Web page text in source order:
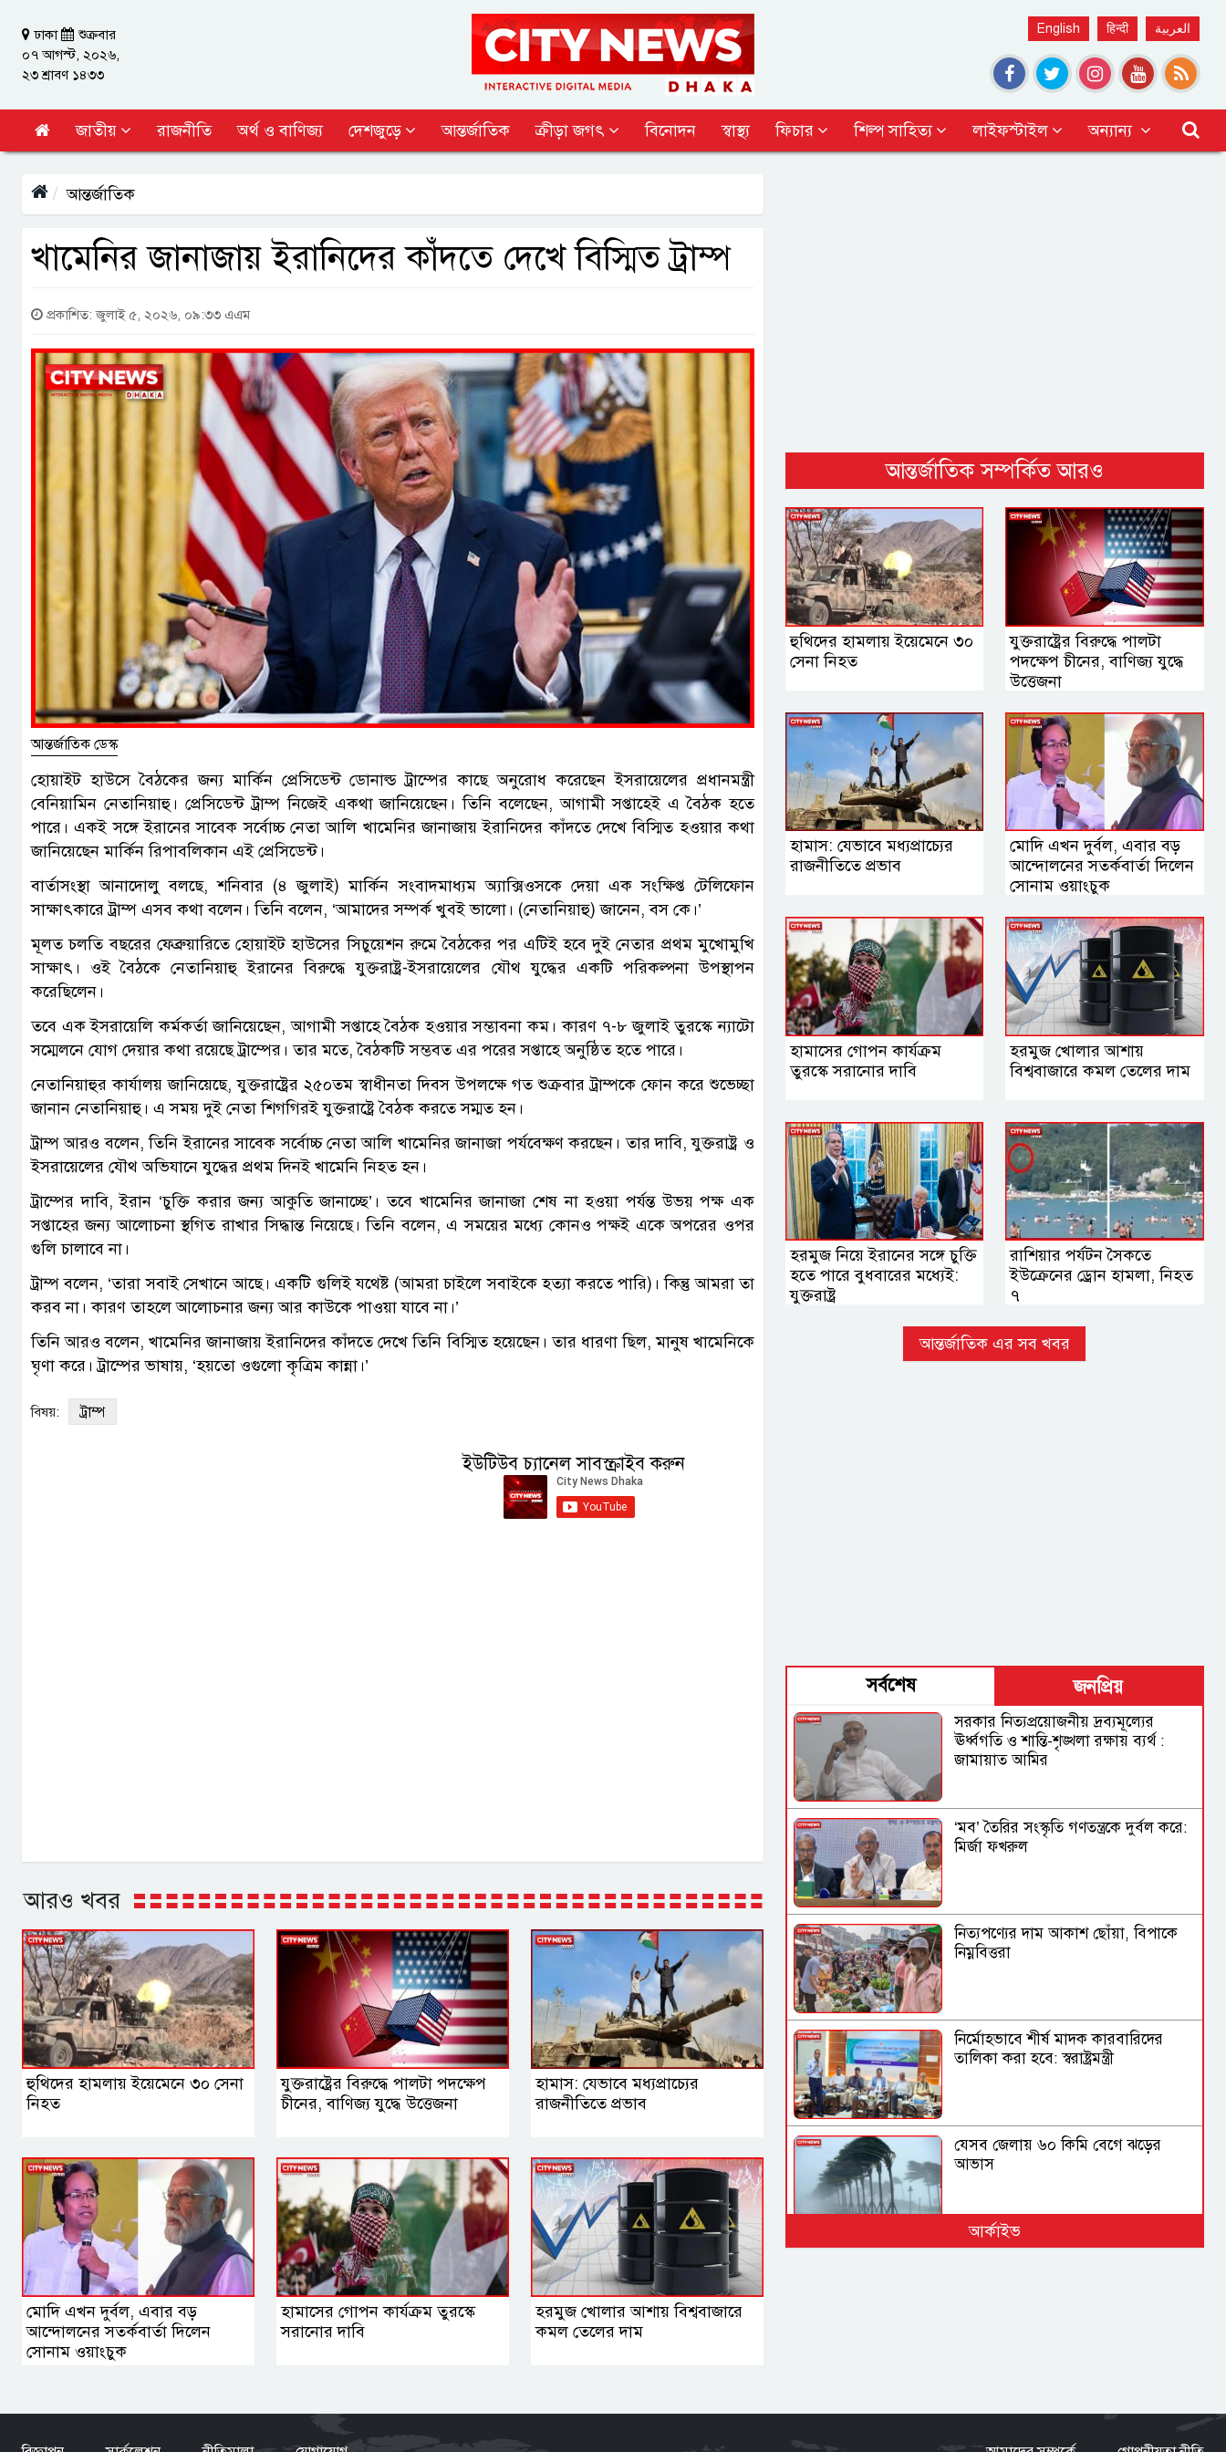
ঢাকা
শুক্রবার
০৭ আগস্ট, ২০২৬,
২৩ শ্রাবণ ১৪৩৩
English हिन्दी العربية
জাতীয় রাজনীতি অর্থ ও বাণিজ্য দেশজুড়ে আন্তর্জাতিক ক্রীড়া জগৎ বিনোদন স্বাস্থ্য ফিচার শিল্প সাহিত্য লাইফস্টাইল অন্যান্য
আন্তর্জাতিক
খামেনির জানাজায় ইরানিদের কাঁদতে দেখে বিস্মিত ট্রাম্প
প্রকাশিত: জুলাই ৫, ২০২৬, ০৯:৩৩ এএম
আন্তর্জাতিক ডেস্ক
হোয়াইট হাউসে বৈঠকের জন্য মার্কিন প্রেসিডেন্ট ডোনাল্ড ট্রাম্পের কাছে অনুরোধ করেছেন ইসরায়েলের প্রধানমন্ত্রী
বেনিয়ামিন নেতানিয়াহু। প্রেসিডেন্ট ট্রাম্প নিজেই একথা জানিয়েছেন। তিনি বলেছেন, আগামী সপ্তাহেই এ বৈঠক হতে
পারে। একই সঙ্গে ইরানের সাবেক সর্বোচ্চ নেতা আলি খামেনির জানাজায় ইরানিদের কাঁদতে দেখে বিস্মিত হওয়ার কথা
জানিয়েছেন মার্কিন রিপাবলিকান এই প্রেসিডেন্ট।
বার্তাসংস্থা আনাদোলু বলছে, শনিবার (৪ জুলাই) মার্কিন সংবাদমাধ্যম অ্যাক্সিওসকে দেয়া এক সংক্ষিপ্ত টেলিফোন
সাক্ষাৎকারে ট্রাম্প এসব কথা বলেন। তিনি বলেন, ‘আমাদের সম্পর্ক খুবই ভালো। (নেতানিয়াহু) জানেন, বস কে।’
মূলত চলতি বছরের ফেব্রুয়ারিতে হোয়াইট হাউসের সিচুয়েশন রুমে বৈঠকের পর এটিই হবে দুই নেতার প্রথম মুখোমুখি
সাক্ষাৎ। ওই বৈঠকে নেতানিয়াহু ইরানের বিরুদ্ধে যুক্তরাষ্ট্র-ইসরায়েলের যৌথ যুদ্ধের একটি পরিকল্পনা উপস্থাপন
করেছিলেন।
তবে এক ইসরায়েলি কর্মকর্তা জানিয়েছেন, আগামী সপ্তাহে বৈঠক হওয়ার সম্ভাবনা কম। কারণ ৭-৮ জুলাই তুরস্কে ন্যাটো
সম্মেলনে যোগ দেয়ার কথা রয়েছে ট্রাম্পের। তার মতে, বৈঠকটি সম্ভবত এর পরের সপ্তাহে অনুষ্ঠিত হতে পারে।
নেতানিয়াহুর কার্যালয় জানিয়েছে, যুক্তরাষ্ট্রের ২৫০তম স্বাধীনতা দিবস উপলক্ষে গত শুক্রবার ট্রাম্পকে ফোন করে শুভেচ্ছা
জানান নেতানিয়াহু। এ সময় দুই নেতা শিগগিরই যুক্তরাষ্ট্রে বৈঠক করতে সম্মত হন।
ট্রাম্প আরও বলেন, তিনি ইরানের সাবেক সর্বোচ্চ নেতা আলি খামেনির জানাজা পর্যবেক্ষণ করছেন। তার দাবি, যুক্তরাষ্ট্র ও
ইসরায়েলের যৌথ অভিযানে যুদ্ধের প্রথম দিনই খামেনি নিহত হন।
ট্রাম্পের দাবি, ইরান ‘চুক্তি করার জন্য আকুতি জানাচ্ছে’। তবে খামেনির জানাজা শেষ না হওয়া পর্যন্ত উভয় পক্ষ এক
সপ্তাহের জন্য আলোচনা স্থগিত রাখার সিদ্ধান্ত নিয়েছে। তিনি বলেন, এ সময়ের মধ্যে কোনও পক্ষই একে অপরের ওপর
গুলি চালাবে না।
ট্রাম্প বলেন, ‘তারা সবাই সেখানে আছে। একটি গুলিই যথেষ্ট (আমরা চাইলে সবাইকে হত্যা করতে পারি)। কিন্তু আমরা তা
করব না। কারণ তাহলে আলোচনার জন্য আর কাউকে পাওয়া যাবে না।’
তিনি আরও বলেন, খামেনির জানাজায় ইরানিদের কাঁদতে দেখে তিনি বিস্মিত হয়েছেন। তার ধারণা ছিল, মানুষ খামেনিকে
ঘৃণা করে। ট্রাম্পের ভাষায়, ‘হয়তো ওগুলো কৃত্রিম কান্না।’
বিষয়: ট্রাম্প
ইউটিউব চ্যানেল সাবস্ক্রাইব করুন
আরও খবর
হুথিদের হামলায় ইয়েমেনে ৩০ সেনা
নিহত
যুক্তরাষ্ট্রের বিরুদ্ধে পালটা পদক্ষেপ
চীনের, বাণিজ্য যুদ্ধে ‍উত্তেজনা
হামাস: যেভাবে মধ্যপ্রাচ্যের
রাজনীতিতে প্রভাব
মোদি এখন দুর্বল, এবার বড়
আন্দোলনের সতর্কবার্তা দিলেন
সোনাম ওয়াংচুক
হামাসের গোপন কার্যক্রম তুরস্কে
সরানোর দাবি
হরমুজ খোলার আশায় বিশ্ববাজারে
কমল তেলের দাম
আন্তর্জাতিক সম্পর্কিত আরও
হুথিদের হামলায় ইয়েমেনে ৩০
সেনা নিহত
যুক্তরাষ্ট্রের বিরুদ্ধে পালটা
পদক্ষেপ চীনের, বাণিজ্য যুদ্ধে
‍উত্তেজনা
হামাস: যেভাবে মধ্যপ্রাচ্যের
রাজনীতিতে প্রভাব
মোদি এখন দুর্বল, এবার বড়
আন্দোলনের সতর্কবার্তা দিলেন
সোনাম ওয়াংচুক
হামাসের গোপন কার্যক্রম
তুরস্কে সরানোর দাবি
হরমুজ খোলার আশায়
বিশ্ববাজারে কমল তেলের দাম
হরমুজ নিয়ে ইরানের সঙ্গে চুক্তি
হতে পারে বুধবারের মধ্যেই:
যুক্তরাষ্ট্র
রাশিয়ার পর্যটন সৈকতে
ইউক্রেনের ড্রোন হামলা, নিহত
৭
আন্তর্জাতিক এর সব খবর
সর্বশেষ জনপ্রিয়
সরকার নিত্যপ্রয়োজনীয় দ্রব্যমূল্যের
ঊর্ধ্বগতি ও শান্তি-শৃঙ্খলা রক্ষায় ব্যর্থ :
জামায়াত আমির
‘মব’ তৈরির সংস্কৃতি গণতন্ত্রকে দুর্বল করে:
মির্জা ফখরুল
নিত্যপণ্যের দাম আকাশ ছোঁয়া, বিপাকে
নিম্নবিত্তরা
নির্মোহভাবে শীর্ষ মাদক কারবারিদের
তালিকা করা হবে: স্বরাষ্ট্রমন্ত্রী
যেসব জেলায় ৬০ কিমি বেগে ঝড়ের
আভাস
হুথিদের হামলায় ইয়েমেনে ৩০ সেনা নিহত
আর্কাইভ